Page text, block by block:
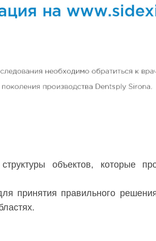
объектов, которые
принятия правильного